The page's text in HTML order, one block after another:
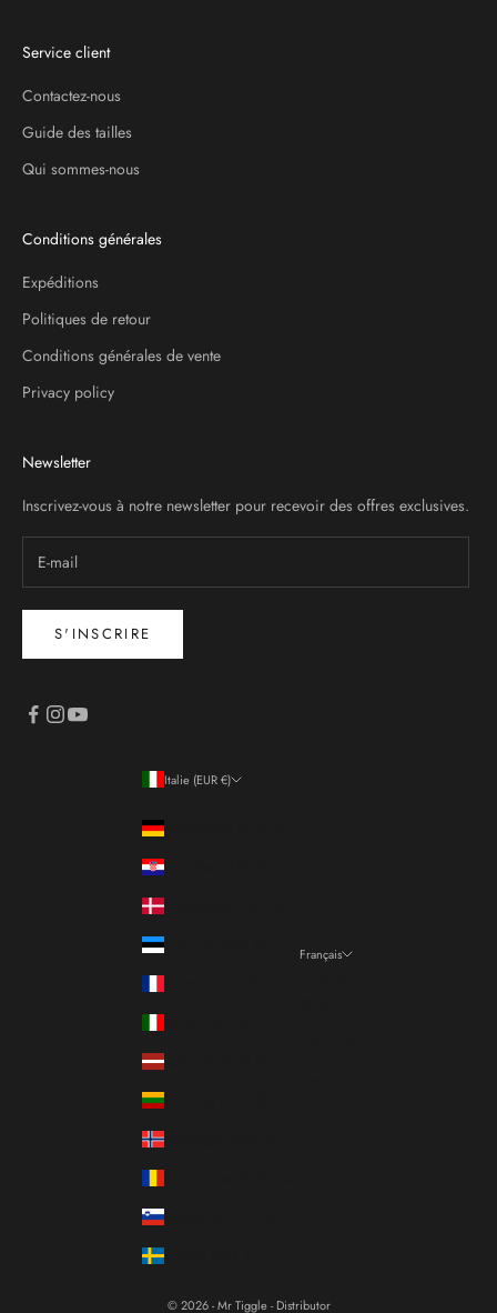
Service client
Contactez-nous
Guide des tailles
Qui sommes-nous
Conditions générales
Expéditions
Politiques de retour
Conditions générales de vente
Privacy policy
Newsletter
Inscrivez-vous à notre newsletter pour recevoir des offres exclusives.
S'INSCRIRE
Italie (EUR €)
Français
© 2026 - Mr Tiggle - Distributor